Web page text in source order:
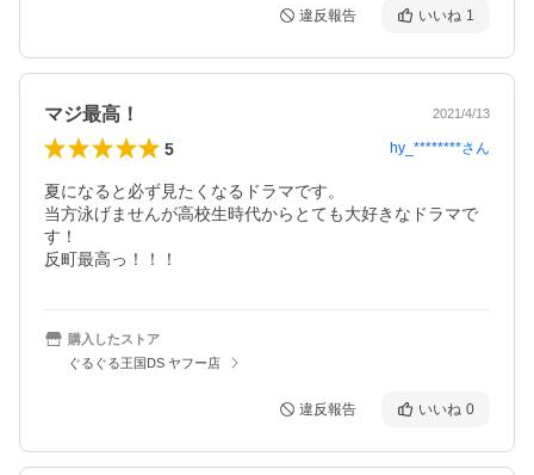
違反報告 いいね 1
マジ最高！ 2021/4/13
5 hy_********さん
夏になると必ず見たくなるドラマです。
当方泳げませんが高校生時代からとても大好きなドラマで
す！
反町最高っ！！！
購入したストア
ぐるぐる王国DS ヤフー店
違反報告 いいね 0